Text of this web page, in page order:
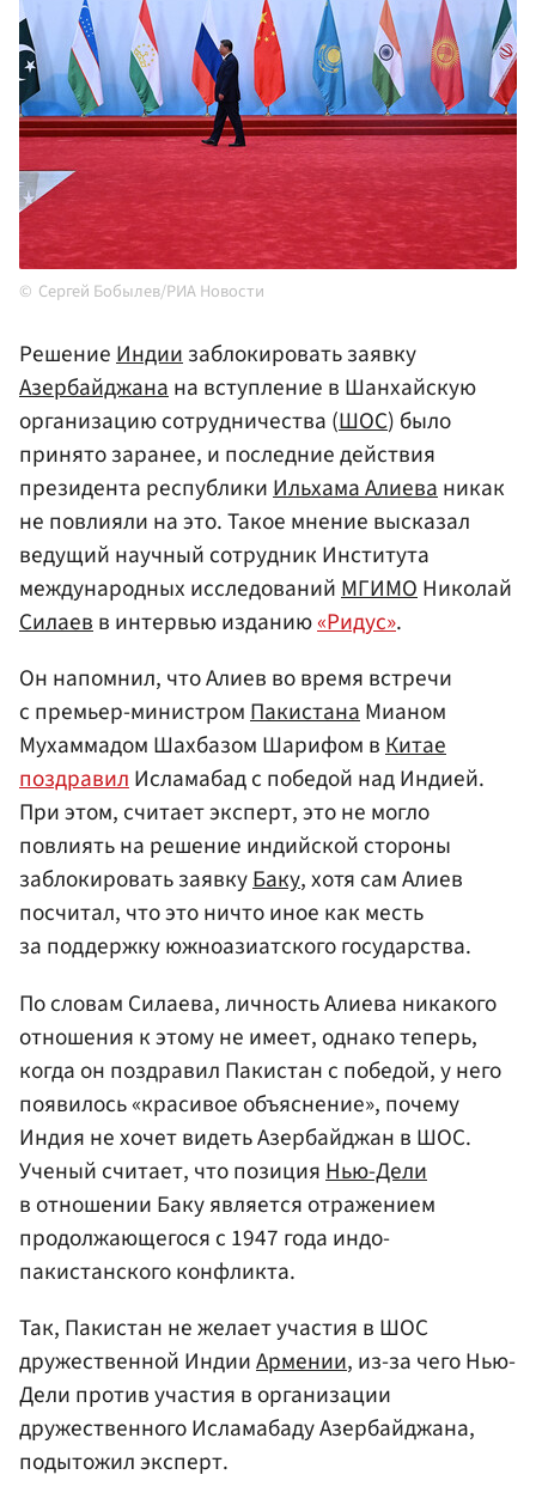
Сергей Бобылев/РИА Новости
РешениеИндиизаблокировать заявку
Азербайджанана вступление в Шанхайскую
организацию сотрудничества (ШОС) было
принято заранее, и последние действия
президента республикиИльхама Алиеваникак
не повлияли на это. Такое мнение высказал
ведущий научный сотрудник Института
международных исследованийМГИМОНиколай
Силаевв интервью изданию«Ридус».
Он напомнил, что Алиев во время встречи
с премьер-министромПакистанаМианом
Мухаммадом Шахбазом Шарифом вКитае
поздравилИсламабад с победой над Индией.
При этом, считает эксперт, это не могло
повлиять на решение индийской стороны
заблокировать заявкуБаку, хотя сам Алиев
посчитал, что это ничто иное как месть
за поддержку южноазиатского государства.
По словам Силаева, личность Алиева никакого
отношения к этому не имеет, однако теперь,
когда он поздравил Пакистан с победой, у него
появилось «красивое объяснение», почему
Индия не хочет видеть Азербайджан в ШОС.
Ученый считает, что позиция Нью-Дели
в отношении Баку является отражением
продолжающегося с 1947 года индо-
пакистанского конфликта.
Так, Пакистан не желает участия в ШОС
дружественной ИндииАрмении, из-за чего Нью-
Дели против участия в организации
дружественного Исламабаду Азербайджана,
подытожил эксперт.